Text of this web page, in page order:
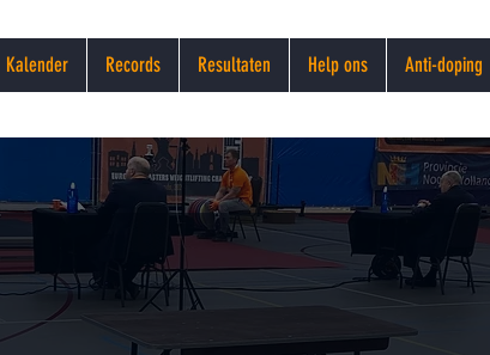
Kalender Records Resultaten Help ons Anti-doping